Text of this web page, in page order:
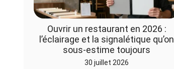
Ouvrir un restaurant en 2026 :
l’éclairage et la signalétique qu’on
sous-estime toujours
30 juillet 2026